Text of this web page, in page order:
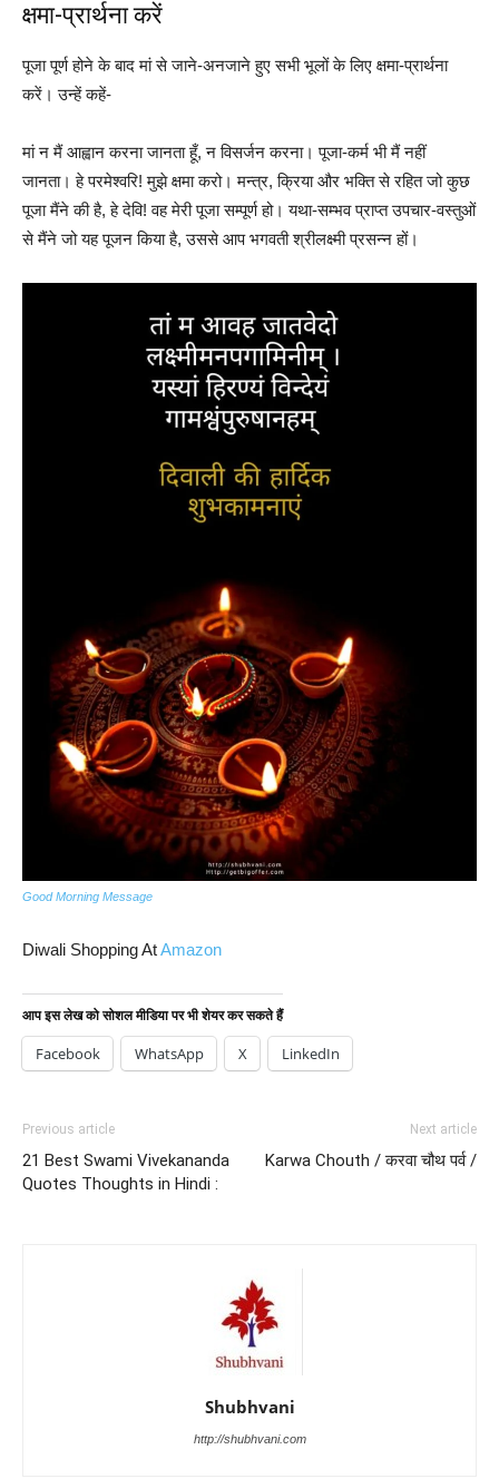
क्षमा-प्रार्थना करें
पूजा पूर्ण होने के बाद मां से जाने-अनजाने हुए सभी भूलों के लिए क्षमा-प्रार्थना
करें। उन्हें कहें-
मां न मैं आह्वान करना जानता हूँ, न विसर्जन करना। पूजा-कर्म भी मैं नहीं
जानता। हे परमेश्वरि! मुझे क्षमा करो। मन्त्र, क्रिया और भक्ति से रहित जो कुछ
पूजा मैंने की है, हे देवि! वह मेरी पूजा सम्पूर्ण हो। यथा-सम्भव प्राप्त उपचार-वस्तुओं
से मैंने जो यह पूजन किया है, उससे आप भगवती श्रीलक्ष्मी प्रसन्न हों।
Good Morning Message
Diwali Shopping AtAmazon
आप इस लेख को सोशल मीडिया पर भी शेयर कर सकते हैं
Facebook WhatsApp X LinkedIn
Previous article
21 Best Swami Vivekananda
Quotes Thoughts in Hindi :
Next article
Karwa Chouth / करवा चौथ पर्व /
Shubhvani
http://shubhvani.com